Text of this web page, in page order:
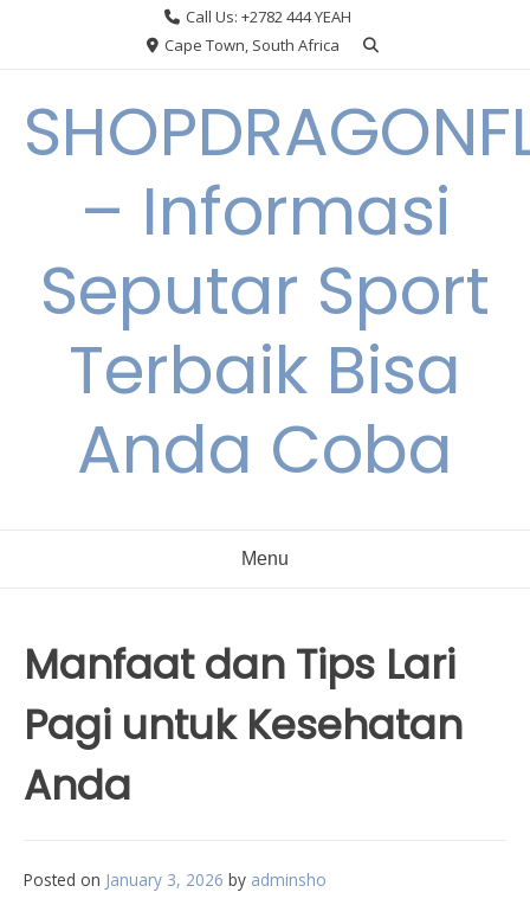
Call Us: +2782 444 YEAH
Cape Town, South Africa
– Informasi
Seputar Sport
Terbaik Bisa
Anda Coba
Menu
Manfaat dan Tips Lari
Pagi untuk Kesehatan
Anda
Posted on January 3, 2026 by adminsho